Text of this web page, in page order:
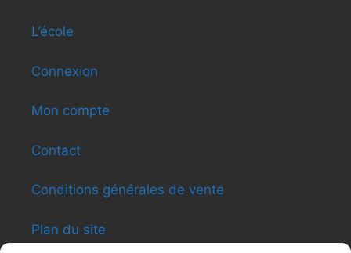
L’école
Connexion
Mon compte
Contact
Conditions générales de vente
Plan du site